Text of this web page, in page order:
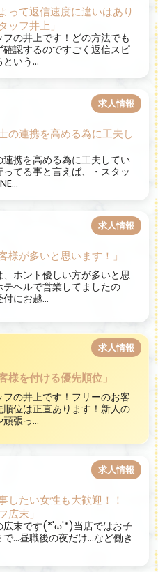
って返信速度に違いはあり
ッフ井上」
フの井上です！どの方法でも
確認するのですごく返信スピ
いう...
求人情報
の連携を高める為に工夫し
連携を高める為に工夫してい
てる事と言えば、・スタッ
求人情報
様が多いと思います！」
ホント優しい方が多いと思
テヘルで営業してましたの
にお越...
求人情報
様を付ける優先順位」
フの井上です！フリーのお客
位は正直あります！新人の
張っ...
求人情報
したい女性も大歓迎！！
広末」
広末です(*'ω'*)当店ではお子
で…昼職後の夜だけ…など働き